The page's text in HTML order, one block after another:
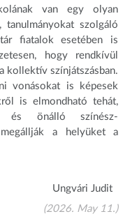
van egy olyan
tanulmányokat szolgáló
fiatalok esetében is
hogy rendkívül
kollektív színjátszásban.
vonásokat is képesek
is elmondható tehát,
és önálló színész-
a helyüket a
Ungvári Judit
(2026. May 11.)